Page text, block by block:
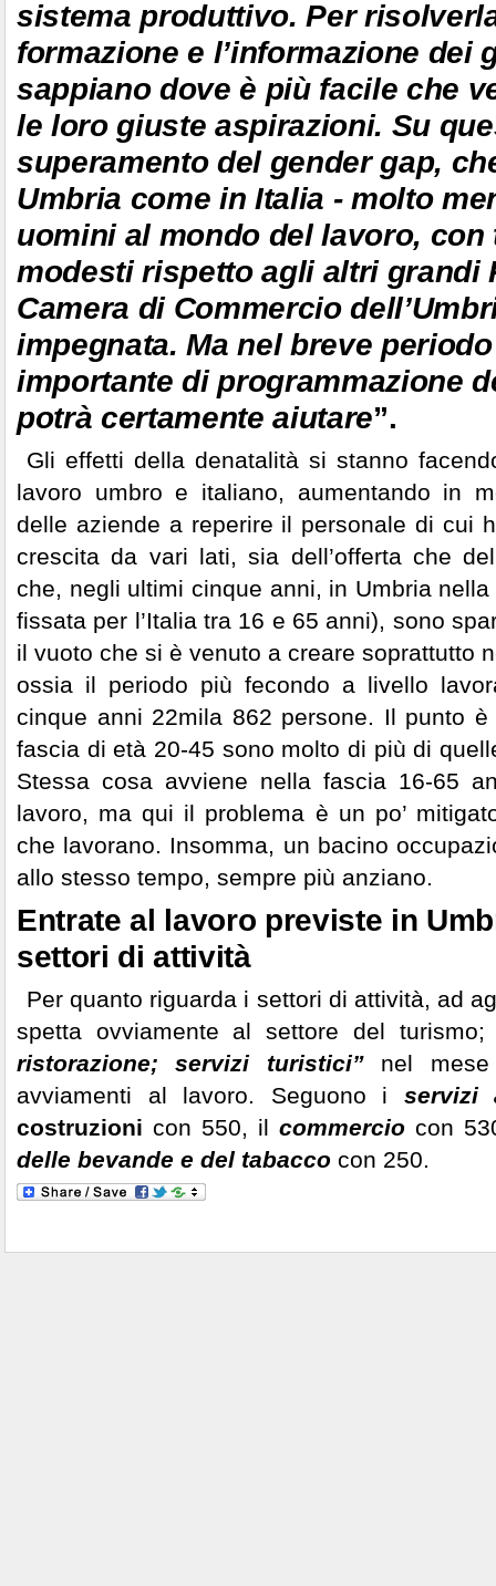
sistema produttivo. Per
formazione e l’informazione dei
sappiano dove è più facile che
le loro giuste aspirazioni. Su
superamento del gender gap,
Umbria come in Italia - molto
uomini al mondo del lavoro,
modesti rispetto agli altri grandi
Camera di Commercio
impegnata. Ma nel breve
importante di programmazione
potrà certamente aiutare”.
Gli effetti della denatalità si stanno
lavoro umbro e italiano, aumentando in
delle aziende a reperire il personale di cui
crescita da vari lati, sia dell’offerta che
che, negli ultimi cinque anni, in Umbria
fissata per l’Italia tra 16 e 65 anni), sono
il vuoto che si è venuto a creare soprattutto
ossia il periodo più fecondo a livello
cinque anni 22mila 862 persone. Il punto
fascia di età 20-45 sono molto di più di
Stessa cosa avviene nella fascia 16-65
lavoro, ma qui il problema è un po’
che lavorano. Insomma, un bacino
allo stesso tempo, sempre più anziano.
Entrate al lavoro previste in
settori di attività
Per quanto riguarda i settori di attività, ad
spetta ovviamente al settore del turismo;
ristorazione; servizi turistici”nel mese
avviamenti al lavoro. Seguono i servizi
costruzioni con 550, ilcommercio con
delle bevande e del tabacco con 250.